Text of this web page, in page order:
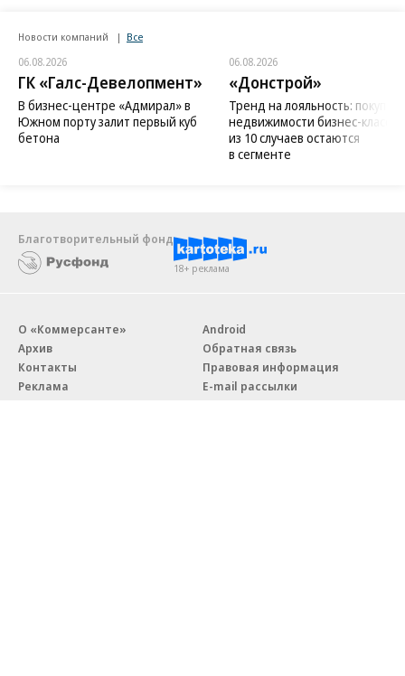
Новости компаний Все
06.08.2026
ГК «Галс-Девелопмент»
В бизнес-центре «Адмирал» в
Южном порту залит первый куб
бетона
06.08.2026
«Донстрой»
Тренд на лояльность:
недвижимости бизнес-класса
из 10 случаев остаются
в сегменте
Благотворительный фонд
18+ реклама
О «Коммерсанте»
Архив
Контакты
Реклама
Android
Обратная связь
Правовая информация
E-mail рассылки